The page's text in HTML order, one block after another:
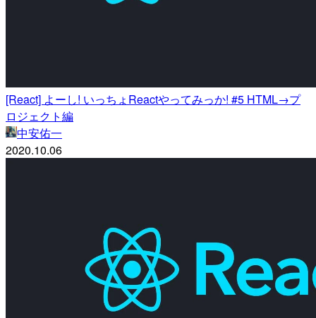
[React] よーし! いっちょReactやってみっか! #5 HTML→プ
ロジェクト編
中安佑一
2020.10.06